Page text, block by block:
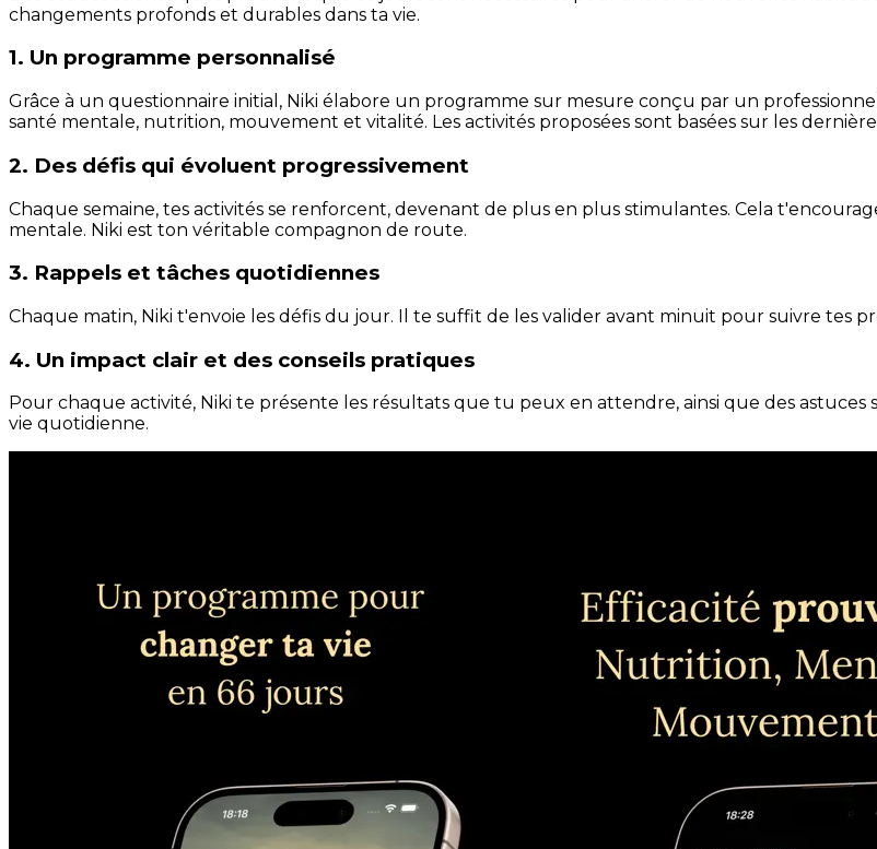
changements profonds et durables dans ta vie.
1. Un programme personnalisé
Grâce à un questionnaire initial, Niki élabore un programme sur mesure conçu par un
santé mentale, nutrition, mouvement et vitalité. Les activités proposées sont basées sur les
2. Des défis qui évoluent progressivement
Chaque semaine, tes activités se renforcent, devenant de plus en plus stimulantes. Cela
mentale. Niki est ton véritable compagnon de route.
3. Rappels et tâches quotidiennes
Chaque matin, Niki t'envoie les défis du jour. Il te suffit de les valider avant minuit pour suivre tes
4. Un impact clair et des conseils pratiques
Pour chaque activité, Niki te présente les résultats que tu peux en attendre, ainsi que des
vie quotidienne.